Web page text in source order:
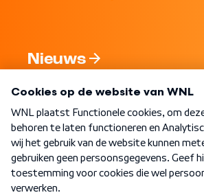
Nieuws
Nieuwsbrief
Word Lid